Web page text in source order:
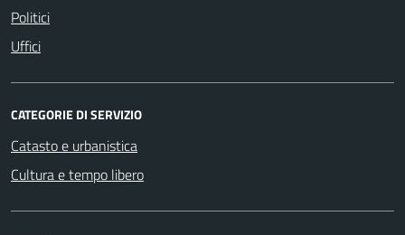
Politici
Uffici
CATEGORIE DI SERVIZIO
Catasto e urbanistica
Cultura e tempo libero